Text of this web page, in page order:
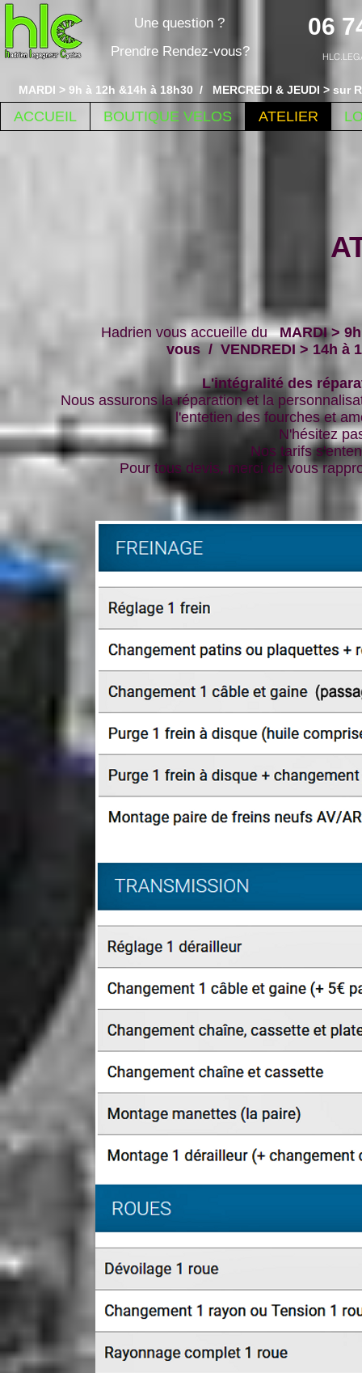
Une question ?
Prendre Rendez-vous?
06
MARDI > 9h à 12h &14h à 18h30 / MERCREDI & JEUDI >
ACCUEIL BOUTIQUE VELOS ATELIER
Hadrien vous accueille duMARDI > 9h
vous / VENDREDI > 14h à
L'intégralité des
Nous assurons la réparation et la
l'entetien des fourches et
N'hésitez
Nos tarifs
Pour tous devis, merci de vous